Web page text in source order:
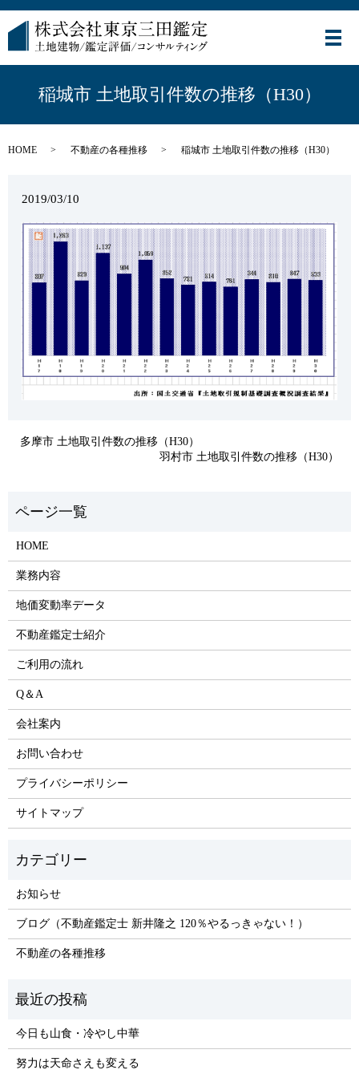
メ
稲城市 土地取引件数の推移（H30）
HOME 不動産の各種推移 稲城市 土地取引件数の推移（H30）
2019/03/10
多摩市 土地取引件数の推移（H30）
羽村市 土地取引件数の推移（H30）
HOME
業務内容
地価変動率データ
不動産鑑定士紹介
ご利用の流れ
Q＆A
会社案内
お問い合わせ
プライバシーポリシー
サイトマップ
お知らせ
ブログ（不動産鑑定士 新井隆之 120％やるっきゃない！）
不動産の各種推移
今日も山食・冷やし中華
努力は天命さえも変える